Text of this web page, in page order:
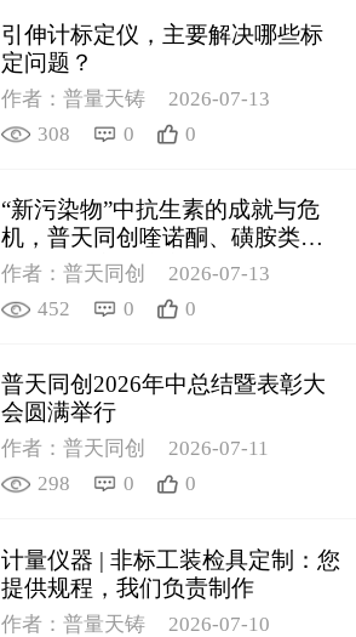
引伸计标定仪，主要解决哪些标
定问题？
作者：普量天铸
2026-07-13
308
0 0
“新污染物”中抗生素的成就与危
机，普天同创喹诺酮、磺胺类质
控新品筑牢环境安全防线
作者：普天同创
2026-07-13
452
0 0
普天同创2026年中总结暨表彰大
会圆满举行
作者：普天同创
2026-07-11
298
0 0
计量仪器 | 非标工装检具定制：您
提供规程，我们负责制作
作者：普量天铸
2026-07-10